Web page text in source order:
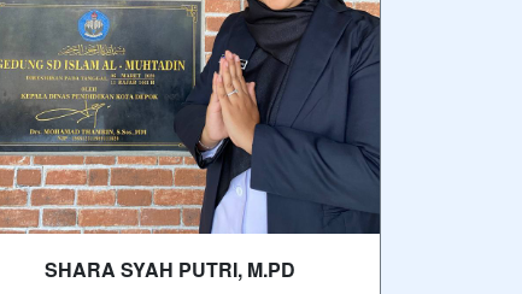
SHARA SYAH PUTRI, M.PD